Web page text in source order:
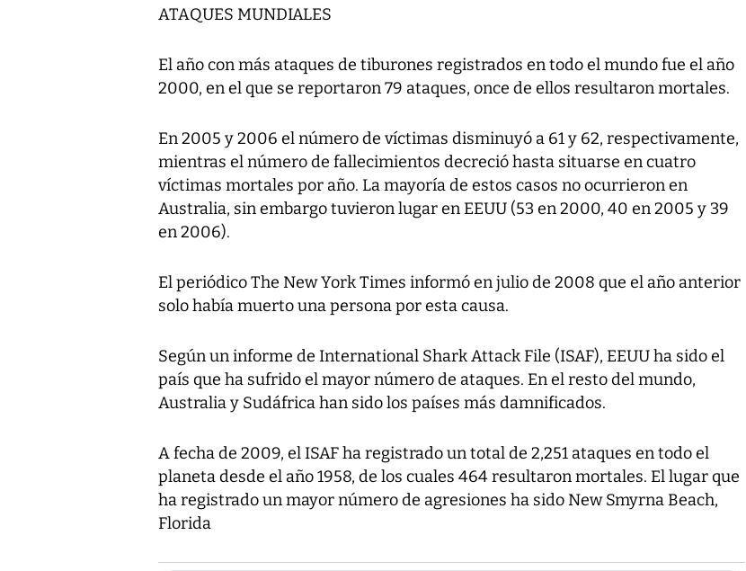
ATAQUES MUNDIALES
El año con más ataques de tiburones registrados en todo el mundo fue el año
2000, en el que se reportaron 79 ataques, once de ellos resultaron mortales.
En 2005 y 2006 el número de víctimas disminuyó a 61 y 62, respectivamente,
mientras el número de fallecimientos decreció hasta situarse en cuatro
víctimas mortales por año. La mayoría de estos casos no ocurrieron en
Australia, sin embargo tuvieron lugar en EEUU (53 en 2000, 40 en 2005 y 39
en 2006).
El periódico The New York Times informó en julio de 2008 que el año anterior
solo había muerto una persona por esta causa.
Según un informe de International Shark Attack File (ISAF), EEUU ha sido el
país que ha sufrido el mayor número de ataques. En el resto del mundo,
Australia y Sudáfrica han sido los países más damnificados.
A fecha de 2009, el ISAF ha registrado un total de 2,251 ataques en todo el
planeta desde el año 1958, de los cuales 464 resultaron mortales. El lugar que
ha registrado un mayor número de agresiones ha sido New Smyrna Beach,
Florida